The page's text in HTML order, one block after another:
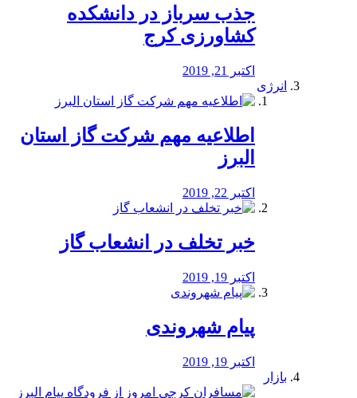
جذب سرباز در دانشکده
کشاورزی کرج
اکتبر 21, 2019
انرژی
️اطلاعیه مهم شرکت گاز استان
البرز
اکتبر 22, 2019
خبر تخلف در انشعاب گاز
اکتبر 19, 2019
پیام شهروندی
اکتبر 19, 2019
بازار